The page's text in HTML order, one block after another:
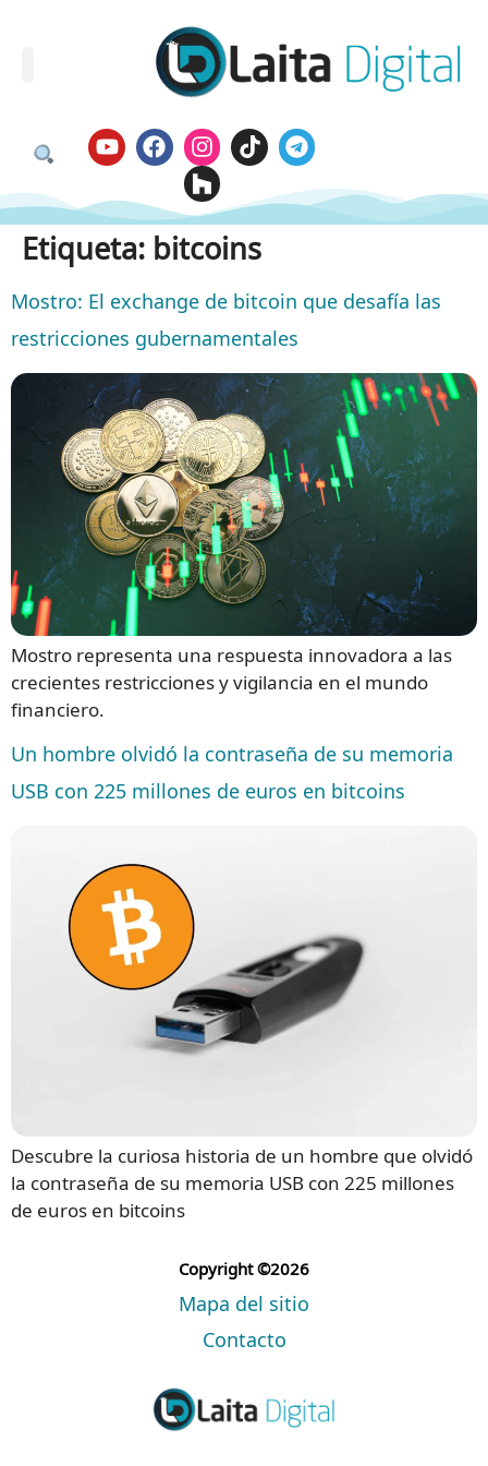
Etiqueta: bitcoins
Mostro: El exchange de bitcoin que desafía las
restricciones gubernamentales
Mostro representa una respuesta innovadora a las
crecientes restricciones y vigilancia en el mundo
financiero.
Un hombre olvidó la contraseña de su memoria
USB con 225 millones de euros en bitcoins
Descubre la curiosa historia de un hombre que olvidó
la contraseña de su memoria USB con 225 millones
de euros en bitcoins
Copyright ©2026
Mapa del sitio
Contacto